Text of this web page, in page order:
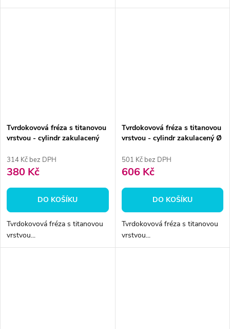
Tvrdokovová fréza s titanovou
vrstvou - cylindr zakulacený
314 Kč bez DPH
380 Kč
DO KOŠÍKU
Tvrdokovová fréza s titanovou
vrstvou...
Tvrdokovová fréza s titanovou
vrstvou - cylindr zakulacený Ø
501 Kč bez DPH
606 Kč
DO KOŠÍKU
Tvrdokovová fréza s titanovou
vrstvou...